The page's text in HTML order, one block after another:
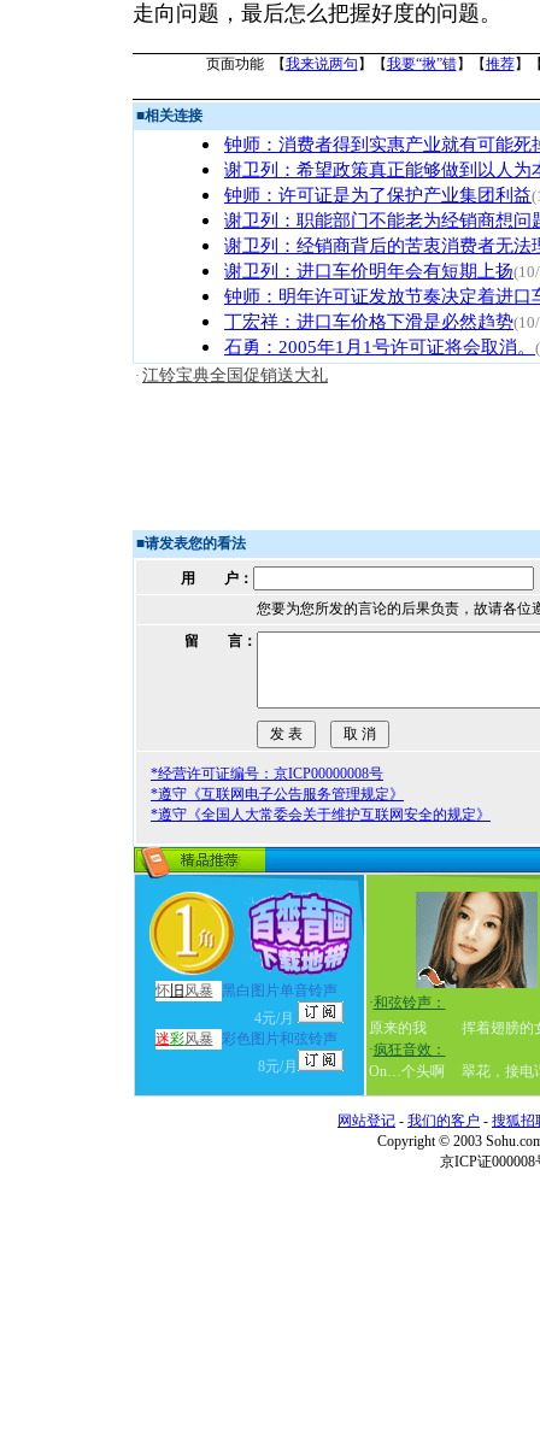
走向问题，最后怎么把握好度的问题。
页面功能 【我来说两句 】【我要“揪”错】【推荐】
■相关连接
钟师：消费者得到实惠产业就有可能死
谢卫列：希望政策真正能够做到以人为
钟师：许可证是为了保护产业集团利益
谢卫列：职能部门不能老为经销商想问
谢卫列：经销商背后的苦衷消费者无法
谢卫列：进口车价明年会有短期上扬
钟师：明年许可证发放节奏决定着进口
丁宏祥：进口车价格下滑是必然趋势
石勇：2005年1月1号许可证将会取消。
· 江铃宝典全国促销送大礼
■请发表您的看法
用 户：
您要为您所发的言论的后果负责，故请各位
留 言：
*经营许可证编号：京ICP00000008号
*遵守《互联网电子公告服务管理规定》
*遵守《全国人大常委会关于维护互联网安全的规定》
怀旧 风暴
黑白图片单音铃声
4元/月
迷彩风暴 彩色图片和弦铃声
8元/月
·和弦铃声：
原来的我
挥着翅膀的
·疯狂音效：
On…个头啊
翠花，接
网站登记 - 我们的客户 - 搜狐招
Copyright © 2003
京ICP证